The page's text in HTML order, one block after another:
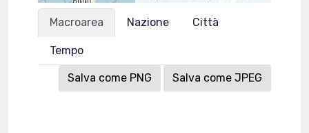
Macroarea Nazione Città
Tempo
Salva come PNG Salva come JPEG